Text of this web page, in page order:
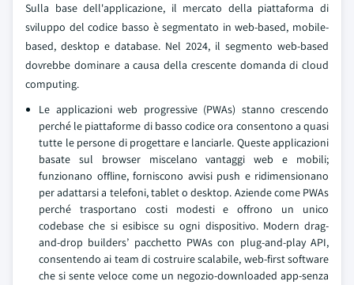
Sulla base dell'applicazione, il mercato della piattaforma di
sviluppo del codice basso è segmentato in web-based, mobile-
based, desktop e database. Nel 2024, il segmento web-based
dovrebbe dominare a causa della crescente domanda di cloud
computing.
Le applicazioni web progressive (PWAs) stanno crescendo
perché le piattaforme di basso codice ora consentono a quasi
tutte le persone di progettare e lanciarle. Queste applicazioni
basate sul browser miscelano vantaggi web e mobili;
funzionano offline, forniscono avvisi push e ridimensionano
per adattarsi a telefoni, tablet o desktop. Aziende come PWAs
perché trasportano costi modesti e offrono un unico
codebase che si esibisce su ogni dispositivo. Modern drag-
and-drop builders’ pacchetto PWAs con plug-and-play API,
consentendo ai team di costruire scalabile, web-first software
che si sente veloce come un negozio-downloaded app-senza